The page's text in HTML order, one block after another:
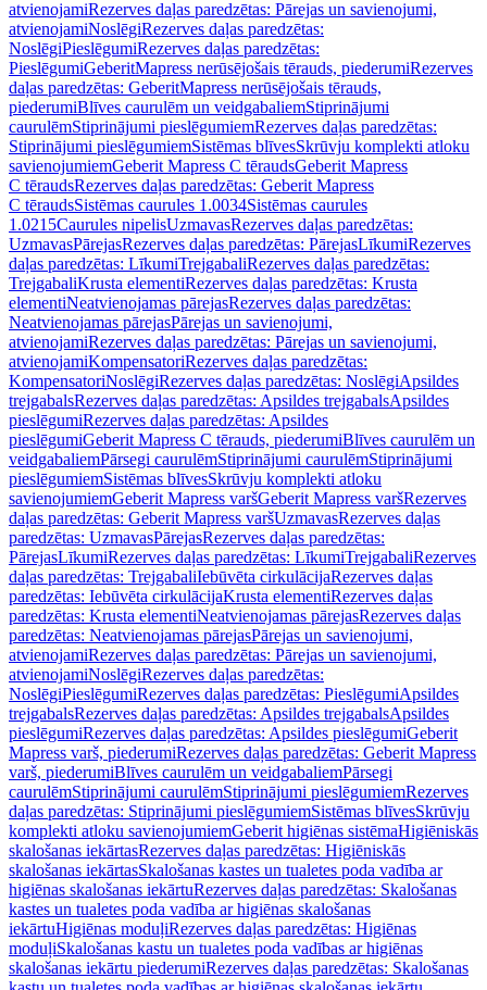
atvienojamiRezerves daļas paredzētas: Pārejas un savienojumi,
atvienojamiNoslēgiRezerves daļas paredzētas:
NoslēgiPieslēgumiRezerves daļas paredzētas:
PieslēgumiGeberitMapress nerūsējošais tērauds, piederumiRezerves
daļas paredzētas: GeberitMapress nerūsējošais tērauds,
piederumiBlīves caurulēm un veidgabaliemStiprinājumi
caurulēmStiprinājumi pieslēgumiemRezerves daļas paredzētas:
Stiprinājumi pieslēgumiemSistēmas blīvesSkrūvju komplekti atloku
savienojumiemGeberit Mapress C tēraudsGeberit Mapress
C tēraudsRezerves daļas paredzētas: Geberit Mapress
C tēraudsSistēmas caurules 1.0034Sistēmas caurules
1.0215Caurules nipelisUzmavasRezerves daļas paredzētas:
UzmavasPārejasRezerves daļas paredzētas: PārejasLīkumiRezerves
daļas paredzētas: LīkumiTrejgabaliRezerves daļas paredzētas:
TrejgabaliKrusta elementiRezerves daļas paredzētas: Krusta
elementiNeatvienojamas pārejasRezerves daļas paredzētas:
Neatvienojamas pārejasPārejas un savienojumi,
atvienojamiRezerves daļas paredzētas: Pārejas un savienojumi,
atvienojamiKompensatoriRezerves daļas paredzētas:
KompensatoriNoslēgiRezerves daļas paredzētas: NoslēgiApsildes
trejgabalsRezerves daļas paredzētas: Apsildes trejgabalsApsildes
pieslēgumiRezerves daļas paredzētas: Apsildes
pieslēgumiGeberit Mapress C tērauds, piederumiBlīves caurulēm un
veidgabaliemPārsegi caurulēmStiprinājumi caurulēmStiprinājumi
pieslēgumiemSistēmas blīvesSkrūvju komplekti atloku
savienojumiemGeberit Mapress varšGeberit Mapress varšRezerves
daļas paredzētas: Geberit Mapress varšUzmavasRezerves daļas
paredzētas: UzmavasPārejasRezerves daļas paredzētas:
PārejasLīkumiRezerves daļas paredzētas: LīkumiTrejgabaliRezerves
daļas paredzētas: TrejgabaliIebūvēta cirkulācijaRezerves daļas
paredzētas: Iebūvēta cirkulācijaKrusta elementiRezerves daļas
paredzētas: Krusta elementiNeatvienojamas pārejasRezerves daļas
paredzētas: Neatvienojamas pārejasPārejas un savienojumi,
atvienojamiRezerves daļas paredzētas: Pārejas un savienojumi,
atvienojamiNoslēgiRezerves daļas paredzētas:
NoslēgiPieslēgumiRezerves daļas paredzētas: PieslēgumiApsildes
trejgabalsRezerves daļas paredzētas: Apsildes trejgabalsApsildes
pieslēgumiRezerves daļas paredzētas: Apsildes pieslēgumiGeberit
Mapress varš, piederumiRezerves daļas paredzētas: Geberit Mapress
varš, piederumiBlīves caurulēm un veidgabaliemPārsegi
caurulēmStiprinājumi caurulēmStiprinājumi pieslēgumiemRezerves
daļas paredzētas: Stiprinājumi pieslēgumiemSistēmas blīvesSkrūvju
komplekti atloku savienojumiemGeberit higiēnas sistēmaHigiēniskās
skalošanas iekārtasRezerves daļas paredzētas: Higiēniskās
skalošanas iekārtasSkalošanas kastes un tualetes poda vadība ar
higiēnas skalošanas iekārtuRezerves daļas paredzētas: Skalošanas
kastes un tualetes poda vadība ar higiēnas skalošanas
iekārtuHigiēnas moduļiRezerves daļas paredzētas: Higiēnas
moduļiSkalošanas kastu un tualetes poda vadības ar higiēnas
skalošanas iekārtu piederumiRezerves daļas paredzētas: Skalošanas